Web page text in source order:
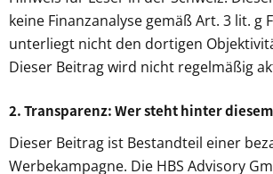
keine Finanzanalyse gemäß Art. 3 lit. g
unterliegt nicht den dortigen
Dieser Beitrag wird nicht regelmäßig
2. Transparenz: Wer steht hinter
Dieser Beitrag ist Bestandteil einer
Werbekampagne. Die HBS Advisory